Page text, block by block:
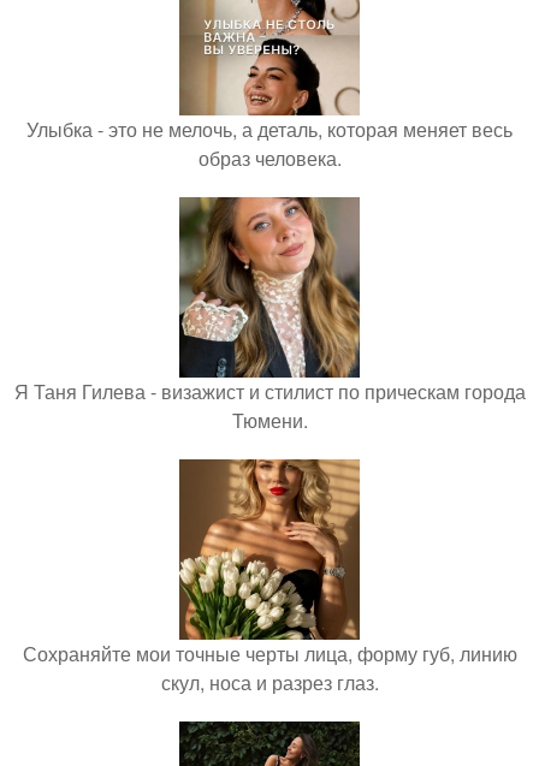
Улыбка - это не мелочь, а деталь, которая меняет весь
образ человека.
Я Таня Гилева - визажист и стилист по прическам города
Тюмени.
Сохраняйте мои точные черты лица, форму губ, линию
скул, носа и разрез глаз.